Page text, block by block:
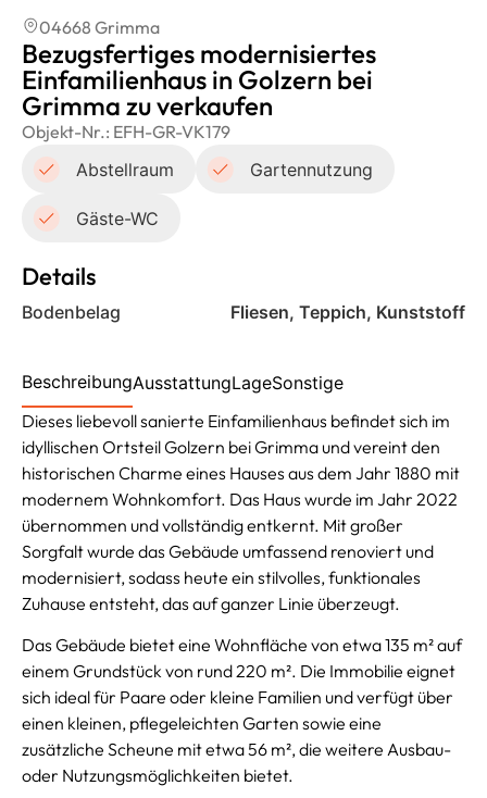
04668 Grimma
Bezugsfertiges modernisiertes
Einfamilienhaus in Golzern bei
Grimma zu verkaufen
Objekt-Nr.: EFH-GR-VK179
Abstellraum
Gartennutzung
Gäste-WC
Details
Bodenbelag Fliesen, Teppich, Kunststoff
BeschreibungAusstattungLageSonstige
Dieses liebevoll sanierte Einfamilienhaus befindet sich im
idyllischen Ortsteil Golzern bei Grimma und vereint den
historischen Charme eines Hauses aus dem Jahr 1880 mit
modernem Wohnkomfort. Das Haus wurde im Jahr 2022
übernommen und vollständig entkernt. Mit großer
Sorgfalt wurde das Gebäude umfassend renoviert und
modernisiert, sodass heute ein stilvolles, funktionales
Zuhause entsteht, das auf ganzer Linie überzeugt.
Das Gebäude bietet eine Wohnfläche von etwa 135 m² auf
einem Grundstück von rund 220 m². Die Immobilie eignet
sich ideal für Paare oder kleine Familien und verfügt über
einen kleinen, pflegeleichten Garten sowie eine
zusätzliche Scheune mit etwa 56 m², die weitere Ausbau-
oder Nutzungsmöglichkeiten bietet.